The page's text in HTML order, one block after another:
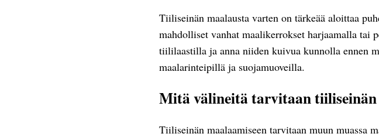
Tiiliseinän maalausta varten on tärkeää aloittaa
mahdolliset vanhat maalikerrokset harjaamalla tai
tiililaastilla ja anna niiden kuivua kunnolla ennen
maalarinteipillä ja suojamuoveilla.
Mitä välineitä tarvitaan tiiliseinän
Tiiliseinän maalaamiseen tarvitaan muun muassa